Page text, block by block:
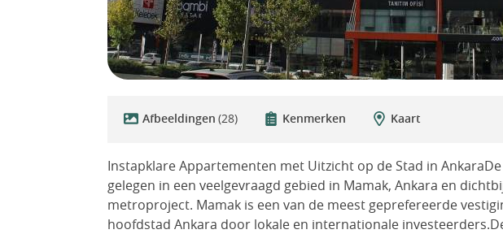
Afbeeldingen (28) Kenmerken Kaart
Instapklare Appartementen met Uitzicht op de Stad in
gelegen in een veelgevraagd gebied in Mamak, Ankara en
metroproject. Mamak is een van de meest geprefereerde
hoofdstad Ankara door lokale en internationale